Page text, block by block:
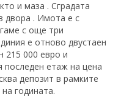
и маза . Сградата
двора . Имота е с
с още три
е отново двустаен
215 000 евро и
последен етаж на цена
депозит в рамките
годината.